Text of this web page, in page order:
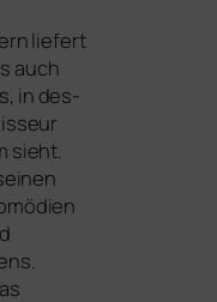
lie­fert
auch
in des­
sieht.